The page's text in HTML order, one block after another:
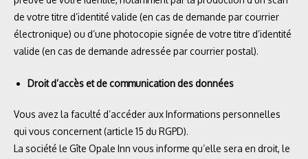
de votre titre d’identité valide (en cas de demande par courrier
électronique) ou d’une photocopie signée de votre titre d’identité
valide (en cas de demande adressée par courrier postal).
Droit d’accès et de communication des données
Vous avez la faculté d’accéder aux Informations personnelles
qui vous concernent (article 15 du RGPD).
La société le Gîte Opale Inn vous informe qu’elle sera en droit, le